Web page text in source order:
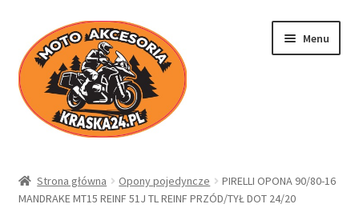
Przejdź
do
nawigacji
Przejdź
do
treści
Menu
Sklep
Strona główna Opony pojedyncze
PIRELLI OPONA 90/80-16
MANDRAKE MT15 REINF 51J TL REINF PRZÓD/TYŁ DOT 24/20